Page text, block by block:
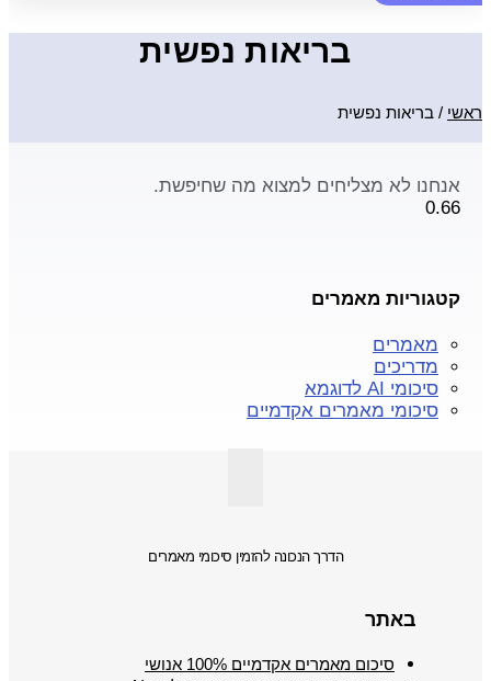
בריאות נפשית
ראשי / בריאות נפשית
אנחנו לא מצליחים למצוא מה שחיפשת.
קטגוריות מאמרים
מאמרים
מדריכים
סיכומי AI לדוגמא
סיכומי מאמרים אקדמיים
הדרך הנכונה להזמין סיכומי מאמרים
באתר
סיכום מאמרים אקדמיים 100% אנושי